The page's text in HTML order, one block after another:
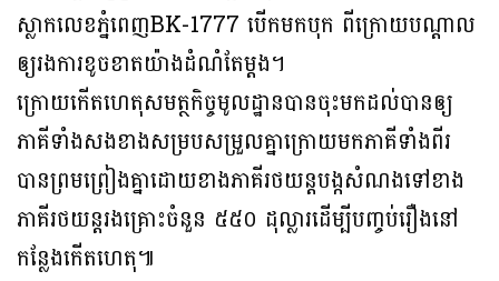
ស្លាកលេខភ្នំពេញBK-1777 បើកមកបុក ពីក្រោយបណ្តាល
ឲ្យរងការខូចខាតយ៉ាងដំណំតែម្តង។
ក្រោយកើតហេតុសមត្ថកិច្ចមូលដ្ឋានបានចុះមកដល់បានឲ្យ
ភាគីទាំងសងខាងសម្របសម្រួលគ្នាក្រោយមកភាគីទាំងពីរ
បានព្រមព្រៀងគ្នាដោយខាងភាគីរថយន្តបង្កសំណងទៅខាង
ភាគីរថយន្តរងគ្រោះចំនួន ៥៥០ ដុល្លារដើម្បីបញ្ចប់រឿងនៅ
កន្លែងកើតហេតុ៕